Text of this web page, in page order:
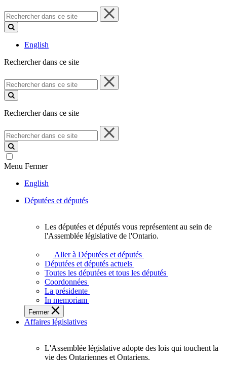
Rechercher
dans
ce
English
Rechercher dans ce site
Rechercher
dans
ce
Rechercher dans ce site
Rechercher
dans
ce
site
Menu Fermer
English
Députées et députés
députés
vous
représentent
sein
de
l'Assemblée
législative
l'Ontario.
Les députées et députés vous représentent au sein de
l'Assemblée législative de l'Ontario.
Aller à Députées et députés
Députées et députés actuels
Toutes les députées et tous les députés
Coordonnées
La présidente
In memoriam
Fermer
Affaires législatives
L'Assemblée
L'Assemblée législative adopte des lois qui touchent la
vie des Ontariennes et Ontariens.